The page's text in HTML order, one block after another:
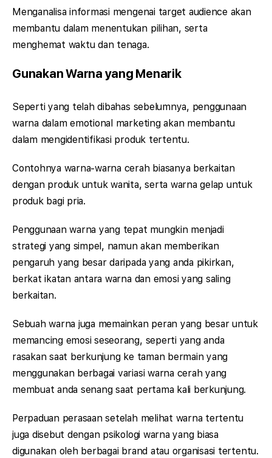
Menganalisa informasi mengenai target audience akan
membantu dalam menentukan pilihan, serta
menghemat waktu dan tenaga.
Gunakan Warna yang Menarik
Seperti yang telah dibahas sebelumnya, penggunaan
warna dalam emotional marketing akan membantu
dalam mengidentifikasi produk tertentu.
Contohnya warna-warna cerah biasanya berkaitan
dengan produk untuk wanita, serta warna gelap untuk
produk bagi pria.
Penggunaan warna yang tepat mungkin menjadi
strategi yang simpel, namun akan memberikan
pengaruh yang besar daripada yang anda pikirkan,
berkat ikatan antara warna dan emosi yang saling
berkaitan.
Sebuah warna juga memainkan peran yang besar untuk
memancing emosi seseorang, seperti yang anda
rasakan saat berkunjung ke taman bermain yang
menggunakan berbagai variasi warna cerah yang
membuat anda senang saat pertama kali berkunjung.
Perpaduan perasaan setelah melihat warna tertentu
juga disebut dengan psikologi warna yang biasa
digunakan oleh berbagai brand atau organisasi tertentu.